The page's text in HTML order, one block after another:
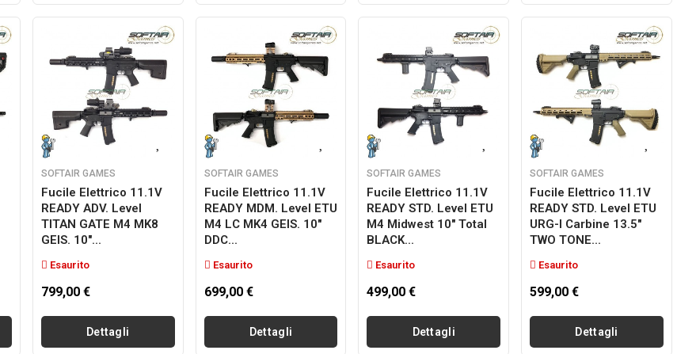
SOFTAIR GAMES
Fucile Elettrico 11.1V
READY ADV. Level
TITAN GATE M4 MK8
GEIS. 10"...
Esaurito
799,00 €
Dettagli
SOFTAIR GAMES
Fucile Elettrico 11.1V
READY MDM. Level ETU
M4 LC MK4 GEIS. 10"
DDC...
Esaurito
699,00 €
Dettagli
SOFTAIR GAMES
Fucile Elettrico 11.1V
READY STD. Level ETU
M4 Midwest 10" Total
BLACK...
Esaurito
499,00 €
Dettagli
SOFTAIR GAMES
Fucile Elettrico 11.1V
READY STD. Level ETU
URG-I Carbine 13.5"
TWO TONE...
Esaurito
599,00 €
Dettagli